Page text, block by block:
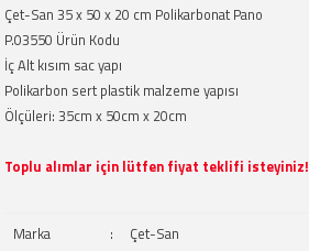
Çet-San 35 x 50 x 20 cm Polikarbonat Pano
P.03550 Ürün Kodu
İç Alt kısım sac yapı
Polikarbon sert plastik malzeme yapısı
Ölçüleri: 35cm x 50cm x 20cm
Toplu alımlar için lütfen fiyat teklifi isteyiniz!
Marka :
Çet-San